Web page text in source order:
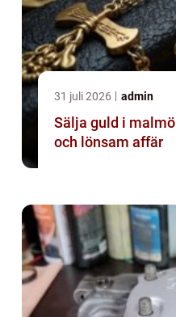
31 juli 2026 admin
Sälja guld i malmö så gör du en trygg
och lönsam affär